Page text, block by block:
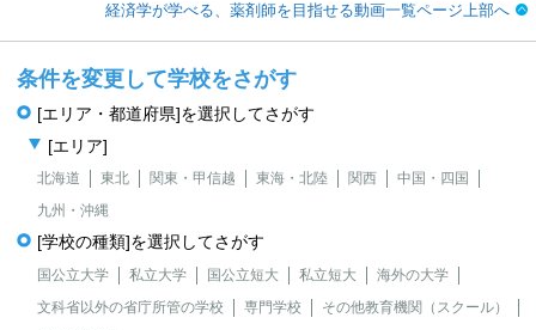
経済学が学べる、薬剤師を目指せる動画一覧ページ上部へ
条件を変更して学校をさがす
[エリア・都道府県]を選択してさがす
[エリア]
北海道 東北 関東・甲信越 東海・北陸 関西
中国・四国
九州・沖縄
[学校の種類]を選択してさがす
国公立大学 私立大学 国公立短大 私立短大
海外の大学
文科省以外の省庁所管の学校
専門学校
その他教育機関（スクール）